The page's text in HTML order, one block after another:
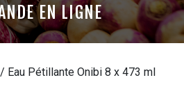
EN LIGNE
/ Eau Pétillante Onibi 8 x 473 ml